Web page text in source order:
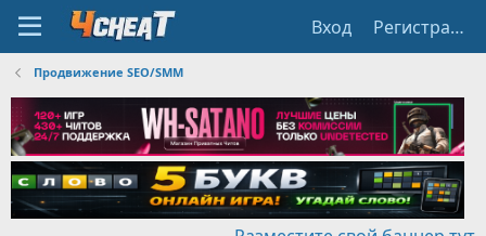
Вход Регистрация
Продвижение SEO/SMM